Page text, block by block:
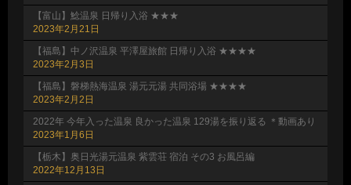
【富山】鯰温泉 日帰り入浴 ★★★
2023年2月21日
【福島】中ノ沢温泉 平澤屋旅館 日帰り入浴 ★★★★
2023年2月3日
【福島】磐梯熱海温泉 湯元元湯 共同浴場 ★★★★
2023年2月2日
2022年 今年入った温泉 良かった温泉 129湯を振り返る ＊動画あり
2023年1月6日
【栃木】奥日光湯元温泉 紫雲荘 宿泊 その3 お風呂編
2022年12月13日